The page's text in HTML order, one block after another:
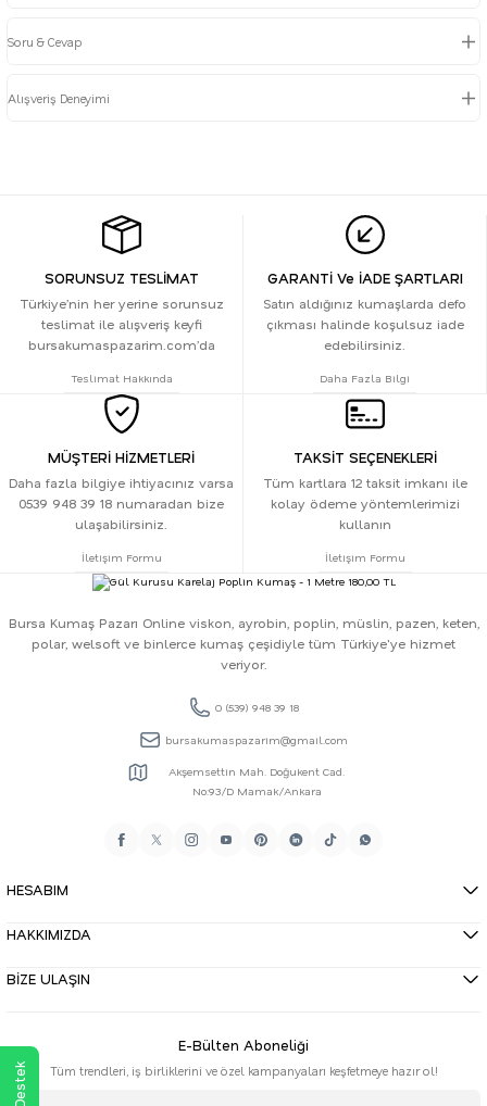
Soru & Cevap
Alışveriş Deneyimi
SORUNSUZ TESLİMAT
Türkiye’nin her yerine sorunsuz
teslimat ile alışveriş keyfi
bursakumaspazarim.com’da
Teslimat Hakkında
GARANTİ Ve İADE ŞARTLARI
Satın aldığınız kumaşlarda defo
çıkması halinde koşulsuz iade
edebilirsiniz.
Daha Fazla Bilgi
MÜŞTERİ HİZMETLERİ
Daha fazla bilgiye ihtiyacınız varsa
0539 948 39 18 numaradan bize
ulaşabilirsiniz.
İletişim Formu
TAKSİT SEÇENEKLERİ
Tüm kartlara 12 taksit imkanı ile
kolay ödeme yöntemlerimizi
kullanın
İletişim Formu
Bursa Kumaş Pazarı Online viskon, ayrobin, poplin, müslin, pazen, keten,
polar, welsoft ve binlerce kumaş çeşidiyle tüm Türkiye'ye hizmet
veriyor.
0 (539) 948 39 18
bursakumaspazarim@gmail.com
Akşemsettin Mah. Doğukent Cad.
No:93/D Mamak/Ankara
HESABIM
HAKKIMIZDA
BİZE ULAŞIN
E-Bülten Aboneliği
Tüm trendleri, iş birliklerini ve özel kampanyaları keşfetmeye hazır ol!